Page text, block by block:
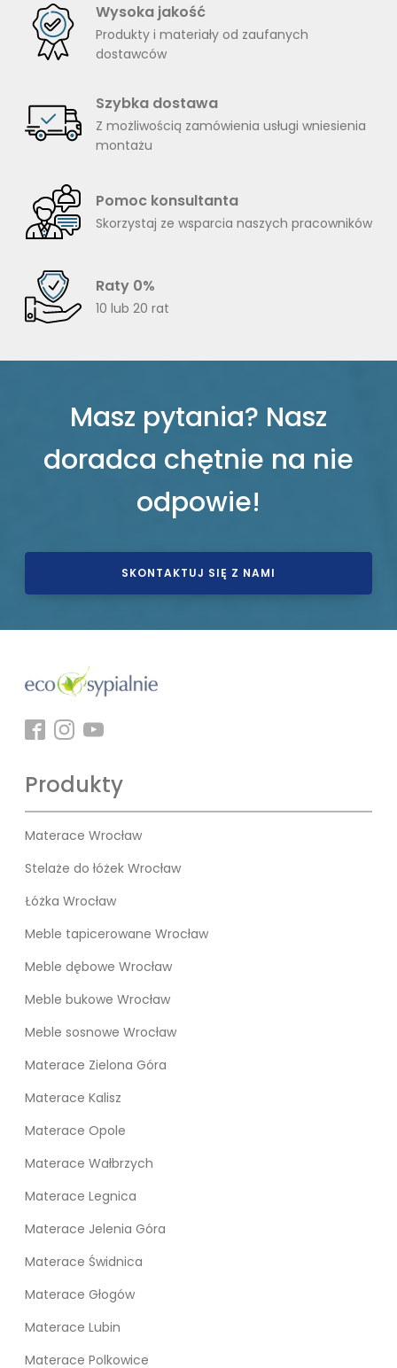
Wysoka jakość
Produkty i materiały od zaufanych
dostawców
Szybka dostawa
Z możliwością zamówienia usługi wniesienia
montażu
Pomoc konsultanta
Skorzystaj ze wsparcia naszych pracowników
Raty 0%
10 lub 20 rat
Masz pytania? Nasz
doradca chętnie na nie
odpowie!
SKONTAKTUJ SIĘ Z NAMI
Produkty
Materace Wrocław
Stelaże do łóżek Wrocław
Łóżka Wrocław
Meble tapicerowane Wrocław
Meble dębowe Wrocław
Meble bukowe Wrocław
Meble sosnowe Wrocław
Materace Zielona Góra
Materace Kalisz
Materace Opole
Materace Wałbrzych
Materace Legnica
Materace Jelenia Góra
Materace Świdnica
Materace Głogów
Materace Lubin
Materace Polkowice